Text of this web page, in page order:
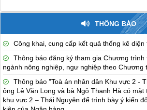
THÔNG BÁO
Công khai, cung cấp kết quả thống kê
Thông báo đăng ký tham gia Chương trình
ngành nông nghiệp, ngư nghiệp theo Chương
Thông báo "Toà án nhân dân Khu vực 2 -
ông Lê Văn Long và bà Ngô Thanh Hà có mặt
khu vực 2 – Thái Nguyên để trình bày ý kiến